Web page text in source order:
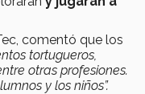
comentó que los
tortugueros,
otras profesiones.
y los niños”.